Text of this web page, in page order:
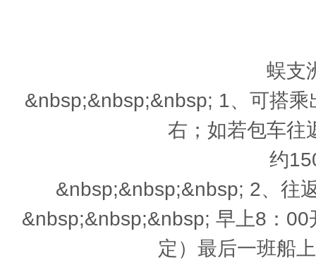
蜈支
&nbsp;&nbsp;&nbsp; 1、可搭
右；如若包车往
约
&nbsp;&nbsp;&nbsp; 2、往
&nbsp;&nbsp;&nbsp; 早上8：
定）最后一班船